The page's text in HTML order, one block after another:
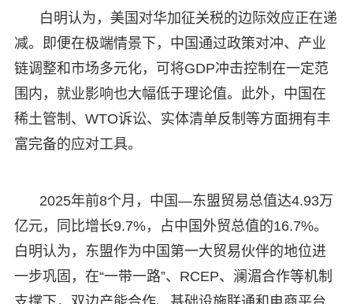
白明认为，美国对华加征关税的边际效应正在递
减。即便在极端情景下，中国通过政策对冲、产业
链调整和市场多元化，可将GDP冲击控制在一定范
围内，就业影响也大幅低于理论值。此外，中国在
稀土管制、WTO诉讼、实体清单反制等方面拥有丰
富完备的应对工具。
2025年前8个月，中国—东盟贸易总值达4.93万
亿元，同比增长9.7%，占中国外贸总值的16.7%。
白明认为，东盟作为中国第一大贸易伙伴的地位进
一步巩固，在“一带一路”、RCEP、澜湄合作等机制